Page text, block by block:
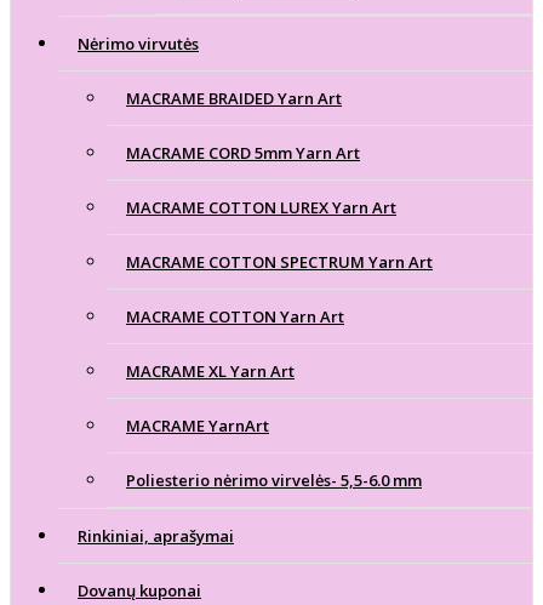
Nėrimo virvutės
MACRAME BRAIDED Yarn Art
MACRAME CORD 5mm Yarn Art
MACRAME COTTON LUREX Yarn Art
MACRAME COTTON SPECTRUM Yarn Art
MACRAME COTTON Yarn Art
MACRAME XL Yarn Art
MACRAME YarnArt
Poliesterio nėrimo virvelės- 5,5-6.0 mm
Rinkiniai, aprašymai
Dovanų kuponai